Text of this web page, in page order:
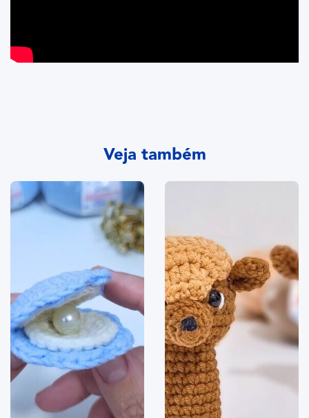
Veja também